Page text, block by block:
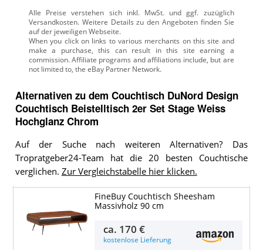
Alle Preise verstehen sich inkl. MwSt. und ggf. zuzüglich
Versandkosten. Weitere Details zu den Angeboten finden Sie
auf der jeweiligen Webseite.
Alternativen zu dem Couchtisch DuNord Design
Couchtisch Beistelltisch 2er Set Stage Weiss
Hochglanz Chrom
Auf der Suche nach weiteren Alternativen? Das
Tropratgeber24-Team hat die 20 besten Couchtische
verglichen. Zur Vergleichstabelle hier klicken.
FineBuy Couchtisch Sheesham
Massivholz 90 cm
ca. 170 €
kostenlose Lieferung